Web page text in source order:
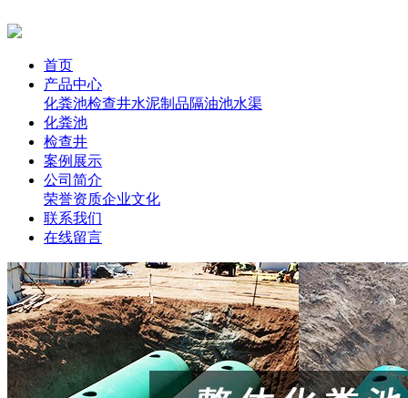
首页
产品中心
化粪池检查井水泥制品隔油池水渠
化粪池
检查井
案例展示
公司简介
荣誉资质企业文化
联系我们
在线留言